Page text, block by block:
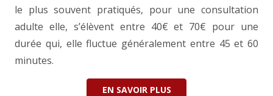
le plus souvent pratiqués, pour une consultation
adulte elle, s’élèvent entre 40€ et 70€ pour une
durée qui, elle fluctue généralement entre 45 et 60
minutes.
EN SAVOIR PLUS